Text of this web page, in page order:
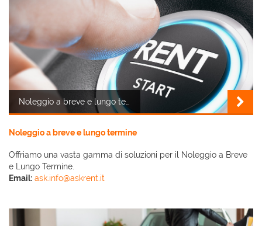
Noleggio a breve e lungo termine
Offriamo una vasta gamma di soluzioni per il Noleggio a Breve
e Lungo Termine.
Email: ask.info@askrent.it